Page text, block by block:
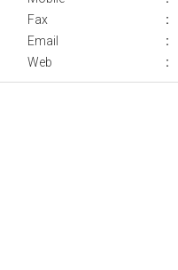
Fax
:
Email
:
Web
: